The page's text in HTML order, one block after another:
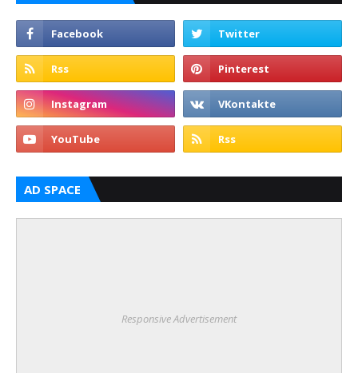
AD SPACE
Responsive Advertisement